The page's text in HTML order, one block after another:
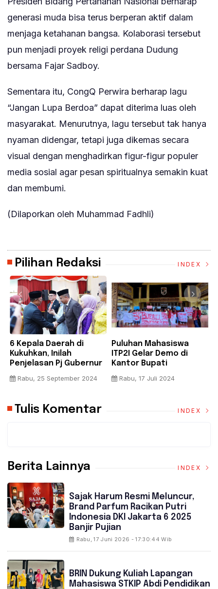
generasi muda bisa terus berperan aktif dalam
menjaga ketahanan bangsa. Kolaborasi tersebut
pun menjadi proyek religi perdana Dudung
bersama Fajar Sadboy.
Sementara itu, CongQ Perwira berharap lagu
“Jangan Lupa Berdoa” dapat diterima luas oleh
masyarakat. Menurutnya, lagu tersebut tak hanya
nyaman didengar, tetapi juga dikemas secara
visual dengan menghadirkan figur-figur populer
media sosial agar pesan spiritualnya semakin kuat
dan membumi.
(Dilaporkan oleh Muhammad Fadhli)
Pilihan Redaksi INDEX
6 Kepala Daerah di
Kukuhkan, Inilah
Penjelasan Pj Gubernur
Rabu, 25 September 2024
Puluhan Mahasiswa
ITP2I Gelar Demo di
Kantor Bupati
Pembangunan Kampus
Rabu, 17 Juli 2024
Tulis Komentar INDEX
Berita Lainnya INDEX
Sajak Harum Resmi Meluncur,
Brand Parfum Racikan Putri
Indonesia DKI Jakarta 6 2025
Banjir Pujian
Rabu, 17 Juni 2026 - 17:30:44 Wib
BRIN Dukung Kuliah Lapangan
Mahasiswa STKIP Abdi Pendidikan